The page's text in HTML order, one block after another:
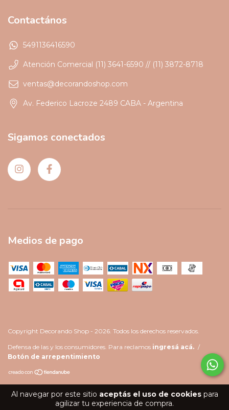
Al navegar por este sitio aceptás el uso de cookiespara
agilizar tu experiencia de compra.
Contactános
5491136416590
Atención Comercial (11) 3641-6590 // (11) 3872-8718
ventas@decorandoshop.com
Av. Federico Lacroze 2489 CABA - Argentina
Sigamos conectados
Medios de pago
Copyright Decorando Shop - 2026. Todos los derechos reservados.
Defensa de las y los consumidores. Para reclamos ingresá acá. /
Botón de arrepentimiento